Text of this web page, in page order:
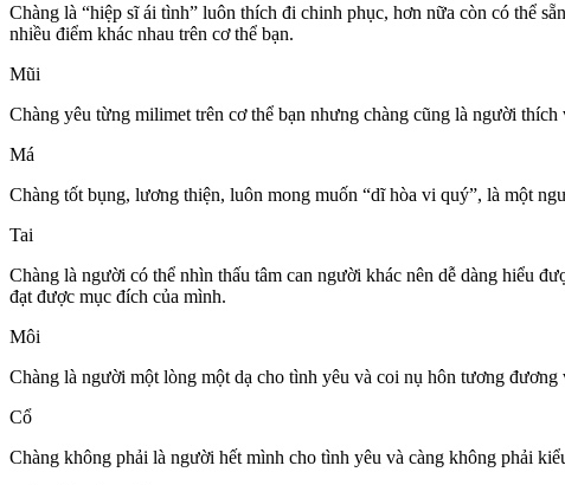
Chàng là “hiệp sĩ ái tình” luôn thích đi chinh phục, hơn nữa còn có thể
nhiều điểm khác nhau trên c‌ơ th‌ể bạn.
Mũi
Chàng yêu từng milimet trên c‌ơ th‌ể bạn nhưng chàng cũng là người
Má
Chàng tốt bụng, lương thiện, luôn mong muốn “dĩ hòa vi quý”, là một
Tai
Chàng là người có thể nhìn thấu tâm can người khác nên dễ dàng hiểu
đạt được mục đích của mình.
Môi
Chàng là người một lòng một dạ cho tình yêu và coi nụ hôn tương
Cổ
Chàng không phải là người hết mình cho tình yêu và càng không phải